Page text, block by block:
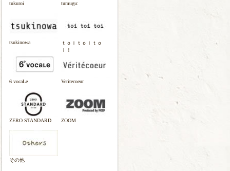
tukuroi tumugu:
tsukinowa
ｔｏｉｔｏｉｔｏ
ｉ！
6 vocaLe Veritecoeur
ZERO STANDARD ZOOM
その他